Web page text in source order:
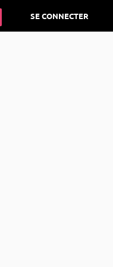
SE CONNECTER